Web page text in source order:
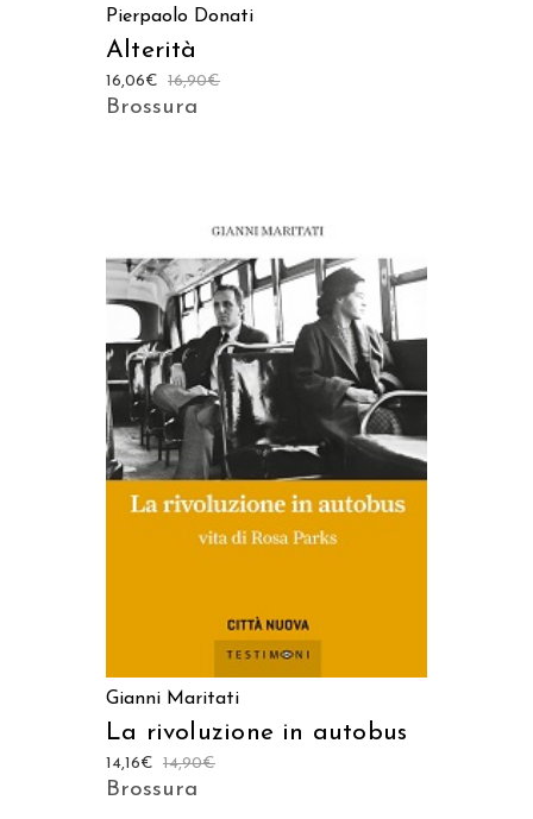
Pierpaolo Donati
Alterità
16,90€
16,06€
Brossura
AGGIUNGI AL CARRELLO
Gianni Maritati
La rivoluzione in autobus
14,90€
14,16€
Brossura